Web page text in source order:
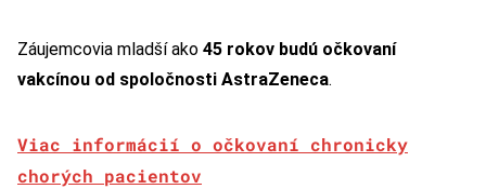
Záujemcovia mladší ako 45 rokov budú očkovaní
vakcínou od spoločnosti AstraZeneca.
Viac informácií o očkovaní chronicky
chorých pacientov